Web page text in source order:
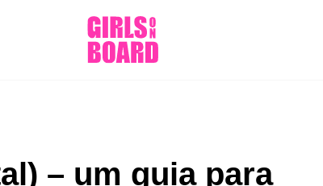
– um guia para